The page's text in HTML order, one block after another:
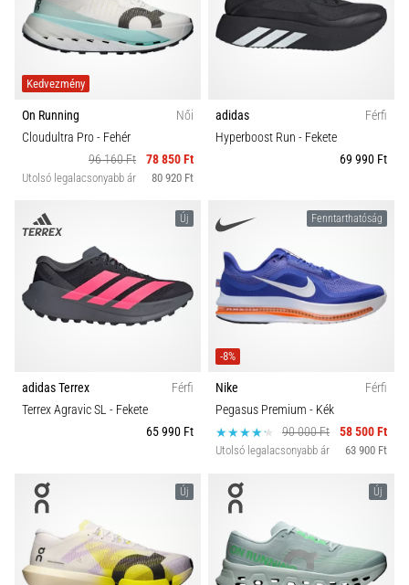
Kedvezmény
On Running
Női
Cloudultra Pro- Fehér
96 160 Ft
78 850 Ft
Utolsó legalacsonyabb ár 80 920 Ft
adidas
Férfi
Hyperboost Run - Fekete
69 990 Ft
Új
adidas Terrex
Férfi
Terrex Agravic SL - Fekete
65 990 Ft
Fenntarthatóság
-8%
Nike
Férfi
Pegasus Premium - Kék
90 000 Ft
58 500 Ft
Utolsó legalacsonyabb ár 63 900 Ft
Új Új